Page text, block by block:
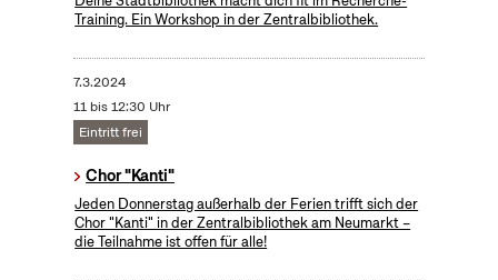
Training. Ein Workshop in der Zentralbibliothek.
7.3.2024
11 bis 12:30 Uhr
Eintritt frei
Chor "Kanti"
Jeden Donnerstag außerhalb der Ferien trifft sich der
Chor "Kanti" in der Zentralbibliothek am Neumarkt –
die Teilnahme ist offen für alle!